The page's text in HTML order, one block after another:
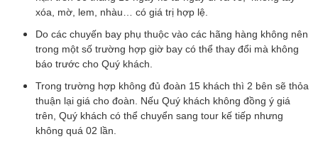
xóa, mờ, lem, nhàu… có giá trị hợp lệ.
Do các chuyến bay phụ thuộc vào các hãng hàng không nên
trong một số trường hợp giờ bay có thể thay đổi mà không
báo trước cho Quý khách.
Trong trường hợp không đủ đoàn 15 khách thì 2 bên sẽ thỏa
thuận lại giá cho đoàn. Nếu Quý khách không đồng ý giá
trên, Quý khách có thể chuyển sang tour kế tiếp nhưng
không quá 02 lần.